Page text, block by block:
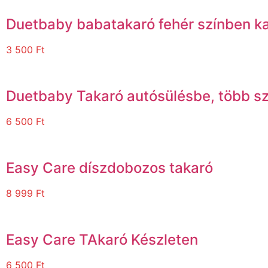
Duetbaby babatakaró fehér színben
3 500 Ft
Duetbaby Takaró autósülésbe, több
6 500 Ft
Easy Care díszdobozos takaró
8 999 Ft
Easy Care TAkaró Készleten
6 500 Ft